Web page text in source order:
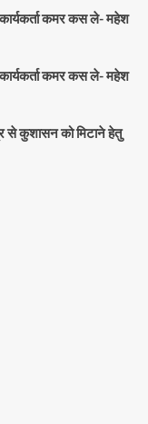
कमर कस ले- महेश
कमर कस ले- महेश
से कुशासन को मिटाने हेतु